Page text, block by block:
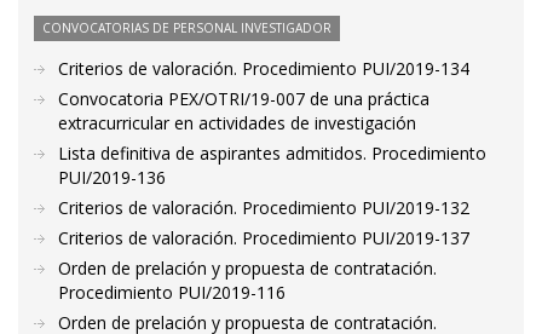
CONVOCATORIAS DE PERSONAL INVESTIGADOR
Criterios de valoración. Procedimiento PUI/2019-134
Convocatoria PEX/OTRI/19-007 de una práctica
extracurricular en actividades de investigación
Lista definitiva de aspirantes admitidos. Procedimiento
PUI/2019-136
Criterios de valoración. Procedimiento PUI/2019-132
Criterios de valoración. Procedimiento PUI/2019-137
Orden de prelación y propuesta de contratación.
Procedimiento PUI/2019-116
Orden de prelación y propuesta de contratación.